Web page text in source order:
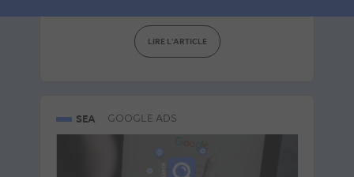
LIRE L'ARTICLE
SEA GOOGLE ADS